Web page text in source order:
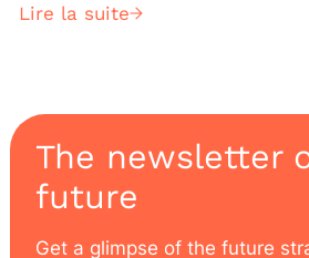
d’objectifs spécifiques.
Lire la suite
The newsletter
future
Get a glimpse of the future